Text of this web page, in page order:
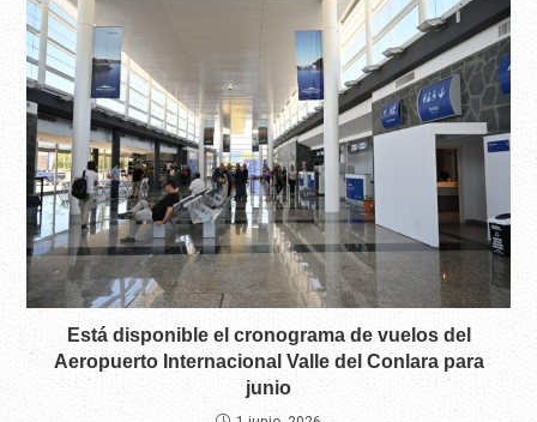
Está disponible el cronograma de vuelos del
Aeropuerto Internacional Valle del Conlara para
junio